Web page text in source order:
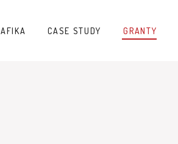
CASE STUDY GRANTY